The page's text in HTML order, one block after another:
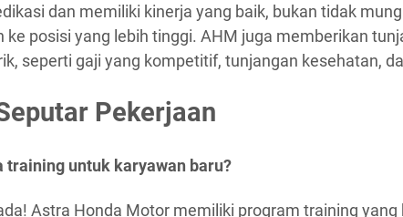
dan memiliki kinerja yang baik, bukan tidak
ke posisi yang lebih tinggi. AHM juga memberikan
seperti gaji yang kompetitif, tunjangan kesehatan,
Pekerjaan
training untuk karyawan baru?
Astra Honda Motor memiliki program training